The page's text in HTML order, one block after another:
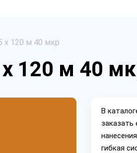
х 120 м 40 мкр
120 м 40
В
гибкая